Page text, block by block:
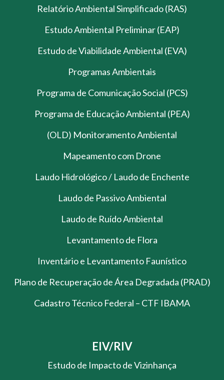
Relatório Ambiental Simplificado (RAS)
Estudo Ambiental Preliminar (EAP)
Estudo de Viabilidade Ambiental (EVA)
Programas Ambientais
Programa de Comunicação Social (PCS)
Programa de Educação Ambiental (PEA)
(OLD) Monitoramento Ambiental
Mapeamento com Drone
Laudo Hidrológico / Laudo de Enchente
Laudo de Passivo Ambiental
Laudo de Ruído Ambiental
Levantamento de Flora
Inventário e Levantamento Faunístico
Plano de Recuperação de Área Degradada (PRAD)
Cadastro Técnico Federal – CTF IBAMA
EIV/RIV
Estudo de Impacto de Vizinhança